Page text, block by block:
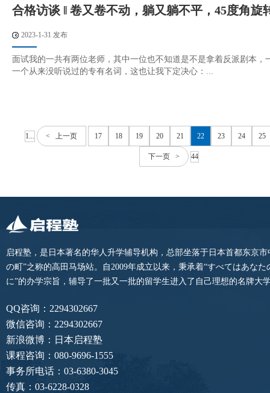
合格访谈 ‖ 卷又卷不动，躺又躺不平，45度角旋
2023-1-31 发布
面试我的一共有两位老师，其中一位也不知道是不是拿着反派剧本，
一个从来没听说过的专有名词，这也让我下定决心：...
1... < 上一页 17 18 19 20 21 22 23 24 25
下一页 > 44
启程塾，是日本著名的华人升学辅导机构，总部坐落于日本首都东京市
の町”之称的高田马场站。自2009年成立以来，秉承着“すべてはあなた
に”的办学宗旨，辅导了一批又一批的留学生进入了自己理想的名牌大
QQ咨询：2294302667
微信咨询：2294302667
新浪微博：日本启程塾
课程咨询：080-9696-1555
事务所电话：03-6380-3045
传真：03-6228-0328